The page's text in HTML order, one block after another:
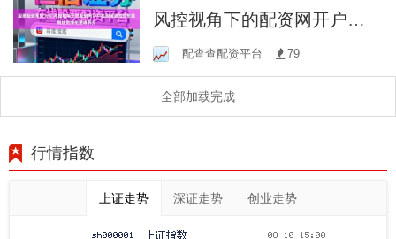
风控视角下的配资网开户监
测阈值与预警规则趋势演化
逻辑拆分
配查查配资平台 79
全部加载完成
行情指数
上证走势 深证走势 创业走势